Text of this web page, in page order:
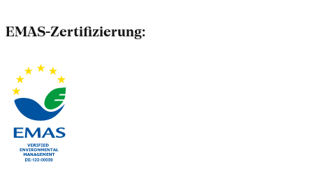
EMAS-Zertifizierung: